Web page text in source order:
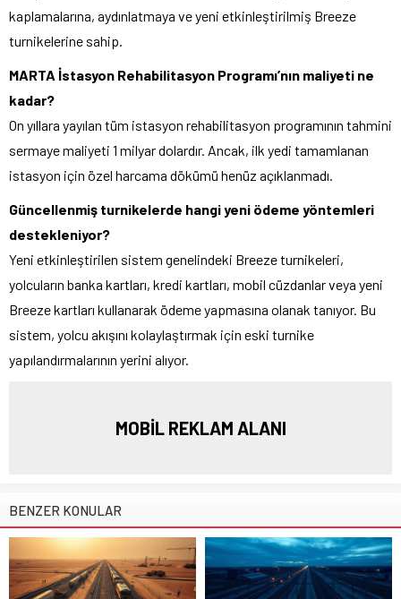
kaplamalarına, aydınlatmaya ve yeni etkinleştirilmiş Breeze
turnikelerine sahip.
MARTA İstasyon Rehabilitasyon Programı’nın maliyeti ne
kadar?
On yıllara yayılan tüm istasyon rehabilitasyon programının tahmini
sermaye maliyeti 1 milyar dolardır. Ancak, ilk yedi tamamlanan
istasyon için özel harcama dökümü henüz açıklanmadı.
Güncellenmiş turnikelerde hangi yeni ödeme yöntemleri
destekleniyor?
Yeni etkinleştirilen sistem genelindeki Breeze turnikeleri,
yolcuların banka kartları, kredi kartları, mobil cüzdanlar veya yeni
Breeze kartları kullanarak ödeme yapmasına olanak tanıyor. Bu
sistem, yolcu akışını kolaylaştırmak için eski turnike
yapılandırmalarının yerini alıyor.
MOBİL REKLAM ALANI
BENZER KONULAR